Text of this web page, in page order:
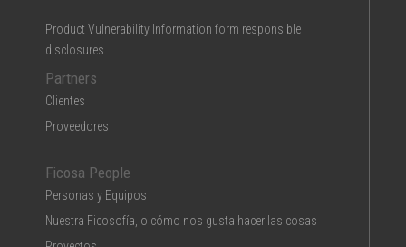
Product Vulnerability Information form responsible
disclosures
Partners
Clientes
Proveedores
Ficosa People
Personas y Equipos
Nuestra Ficosofía, o cómo nos gusta hacer las cosas